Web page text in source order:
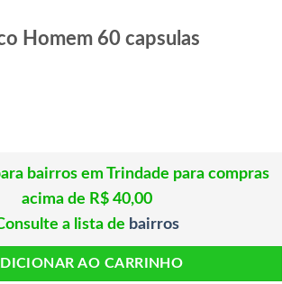
Homem 60 capsulas
bairros em Trindade para compras
acima de R$ 40,00
a lista de bairros
AO CARRINHO